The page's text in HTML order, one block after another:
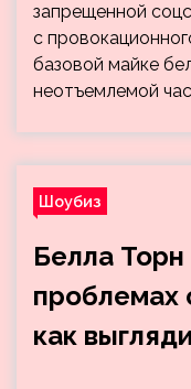
запрещенной
с
базовой майке
неотъемлемой
Шоубиз
Белла Торн
проблемах
как